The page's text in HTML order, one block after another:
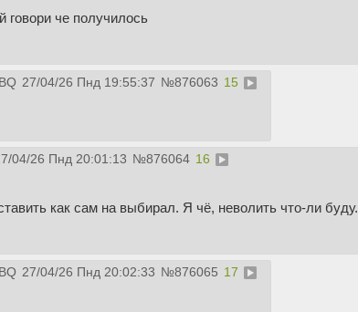
говори че получилось
27/04/26 Пнд 19:55:37 №876063 15
04/26 Пнд 20:01:13 №876064 16
как сам на выбирал. Я чё, неволить что-ли буду.
27/04/26 Пнд 20:02:33 №876065 17